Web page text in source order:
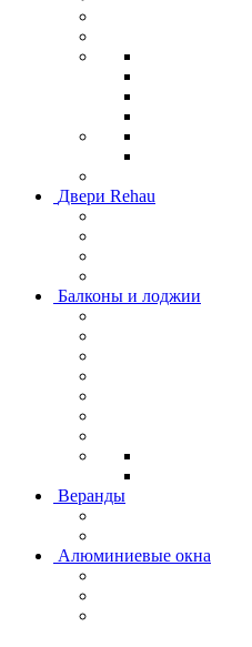
Двери Rehau
Балконы и лоджии
Веранды
Алюминиевые окна